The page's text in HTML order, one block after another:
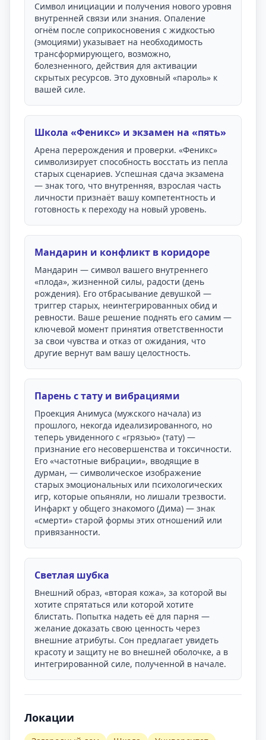
Символ инициации и получения нового уровня
внутренней связи или знания. Опаление
огнём после соприкосновения с жидкостью
(эмоциями) указывает на необходимость
трансформирующего, возможно,
болезненного, действия для активации
скрытых ресурсов. Это духовный «пароль» к
вашей силе.
Школа «Феникс» и экзамен на «пять»
Арена перерождения и проверки. «Феникс»
символизирует способность восстать из пепла
старых сценариев. Успешная сдача экзамена
— знак того, что внутренняя, взрослая часть
личности признаёт вашу компетентность и
готовность к переходу на новый уровень.
Мандарин и конфликт в коридоре
Мандарин — символ вашего внутреннего
«плода», жизненной силы, радости (день
рождения). Его отбрасывание девушкой —
триггер старых, неинтегрированных обид и
ревности. Ваше решение поднять его самим —
ключевой момент принятия ответственности
за свои чувства и отказ от ожидания, что
другие вернут вам вашу целостность.
Парень с тату и вибрациями
Проекция Анимуса (мужского начала) из
прошлого, некогда идеализированного, но
теперь увиденного с «грязью» (тату) —
признание его несовершенства и токсичности.
Его «частотные вибрации», вводящие в
дурман, — символическое изображение
старых эмоциональных или психологических
игр, которые опьяняли, но лишали трезвости.
Инфаркт у общего знакомого (Дима) — знак
«смерти» старой формы этих отношений или
привязанности.
Светлая шубка
Внешний образ, «вторая кожа», за которой вы
хотите спрятаться или которой хотите
блистать. Попытка надеть её для парня —
желание доказать свою ценность через
внешние атрибуты. Сон предлагает увидеть
красоту и защиту не во внешней оболочке, а в
интегрированной силе, полученной в начале.
Локации